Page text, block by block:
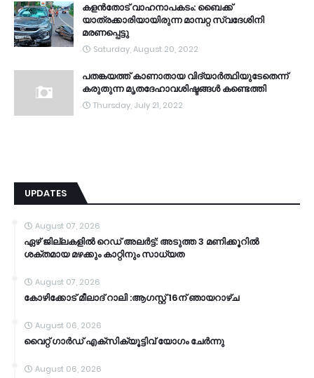
കളൻതോട് വാഹനാപകടം: ബൈക്ക്
യാത്രക്കാരിയായിരുന്ന മാമ്പറ്റ സ്വദേശിനി
മരണപ്പെട്ടു
Saturday, August 20, 2022
പതങ്കയത്ത് കാണാതായ വിദ്യാർത്ഥിയുടേതെന്ന്
കരുതുന്ന മൃതദേഹാവശിഷ്ടങ്ങൾ കണ്ടെത്തി
Thursday, July 21, 2022
UPDATES
August 07, 2026
ഏഴ് ജില്ലകളില്‍ റെഡ് അലര്‍ട്ട്: അടുത്ത 3 മണിക്കൂറിൽ
ശക്തമായ മഴക്കും കാറ്റിനും സാധ്യത
August 07, 2026
കോഴിക്കോട് മീലാദ് റാലി :ആഗസ്റ്റ് 16ന് ഞായറാഴ്ച
August 06, 2026
വൈറ്റ് ഗാർഡ് എക്സിക്യൂട്ടിവ് യോഗം ചേർന്നു
August 06, 2026